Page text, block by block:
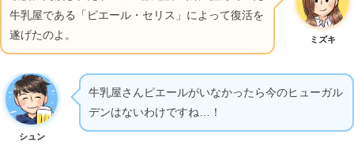
牛乳屋である「ピエール・セリス」によって復活を
遂げたのよ。
ミズキ
シュン
牛乳屋さんピエールがいなかったら今のヒューガル
デンはないわけですね…！